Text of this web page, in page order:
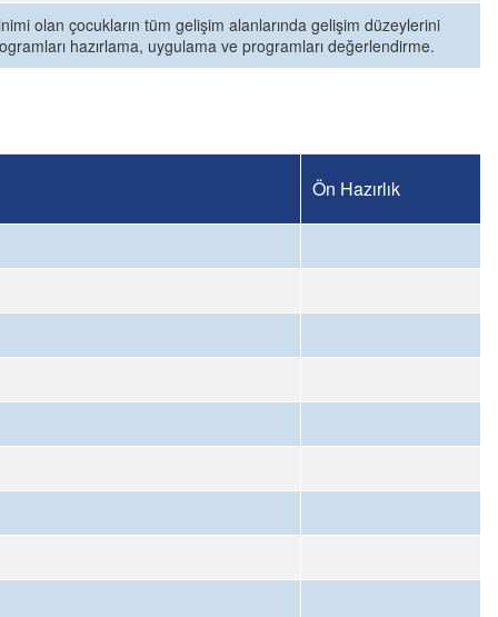
olan çocukların tüm gelişim alanlarında gelişim düzeylerini
hazırlama, uygulama ve programları değerlendirme.
Ön Hazırlık